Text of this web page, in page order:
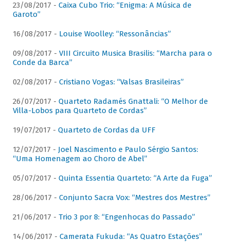
23/08/2017 - Caixa Cubo Trio: “Enigma: A Música de
Garoto”
16/08/2017 - Louise Woolley: “Ressonâncias”
09/08/2017 - VIII Circuito Musica Brasilis: “Marcha para o
Conde da Barca”
02/08/2017 - Cristiano Vogas: “Valsas Brasileiras”
26/07/2017 - Quarteto Radamés Gnattali: “O Melhor de
Villa-Lobos para Quarteto de Cordas”
19/07/2017 - Quarteto de Cordas da UFF
12/07/2017 - Joel Nascimento e Paulo Sérgio Santos:
“Uma Homenagem ao Choro de Abel”
05/07/2017 - Quinta Essentia Quarteto: “A Arte da Fuga”
28/06/2017 - Conjunto Sacra Vox: “Mestres dos Mestres”
21/06/2017 - Trio 3 por 8: “Engenhocas do Passado”
14/06/2017 - Camerata Fukuda: “As Quatro Estações”